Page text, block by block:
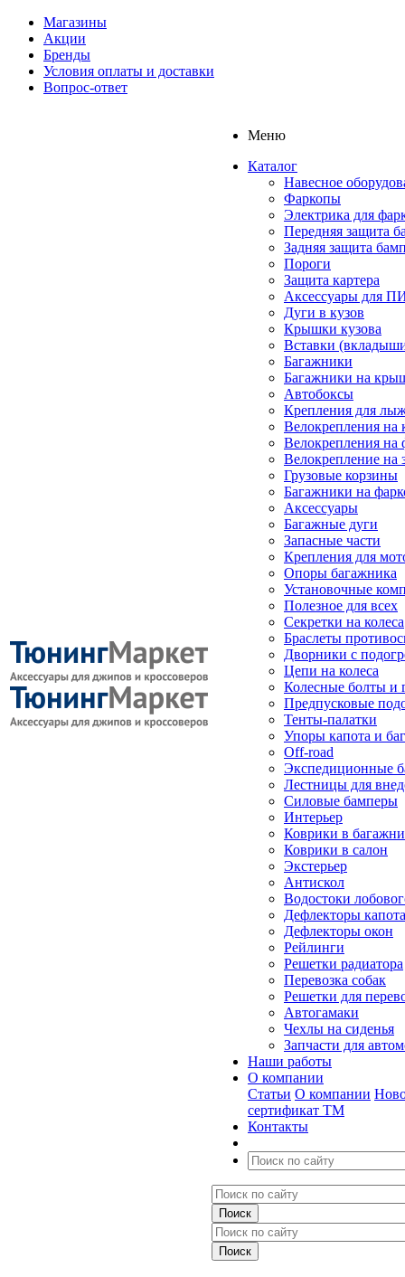
Магазины
Акции
Бренды
Условия оплаты и доставки
Вопрос-ответ
Меню
Каталог
Навесное
Фаркопы
Электрика для
Передняя защита
Задняя защита
Пороги
Защита картера
Аксессуары для
Дуги в кузов
Крышки кузова
Вставки
Багажники
Багажники на
Автобоксы
Крепления для
Велокрепления
Велокрепления на
Велокрепление на
Грузовые корзины
Багажники на
Аксессуары
Багажные дуги
Запасные части
Крепления для
Опоры багажника
Установочные
Полезное для всех
Секретки на колеса
Браслеты
Дворники с
Цепи на колеса
Колесные болты и
Предпусковые
Тенты-палатки
Упоры капота и
Off-road
Экспедиционные
Лестницы для
Силовые бамперы
Интерьер
Коврики в
Коврики в салон
Экстерьер
Антискол
Водостоки
Дефлекторы капота
Дефлекторы окон
Рейлинги
Решетки радиатора
Перевозка собак
Решетки для
Автогамаки
Чехлы на сиденья
Запчасти для
Наши работы
О компании
Статьи О компании
сертификат ТМ
Контакты